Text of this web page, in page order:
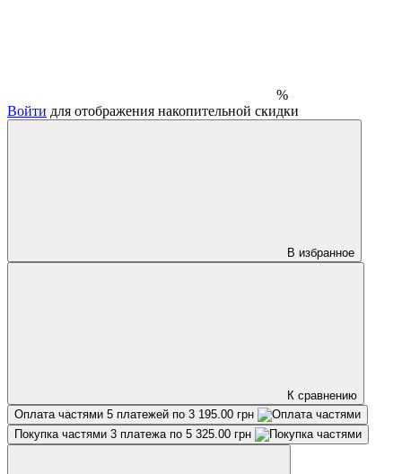
%
Войти для отображения накопительной скидки
В избранное
К сравнению
Оплата частями 5 платежей по 3 195.00 грн
Покупка частями 3 платежа по 5 325.00 грн